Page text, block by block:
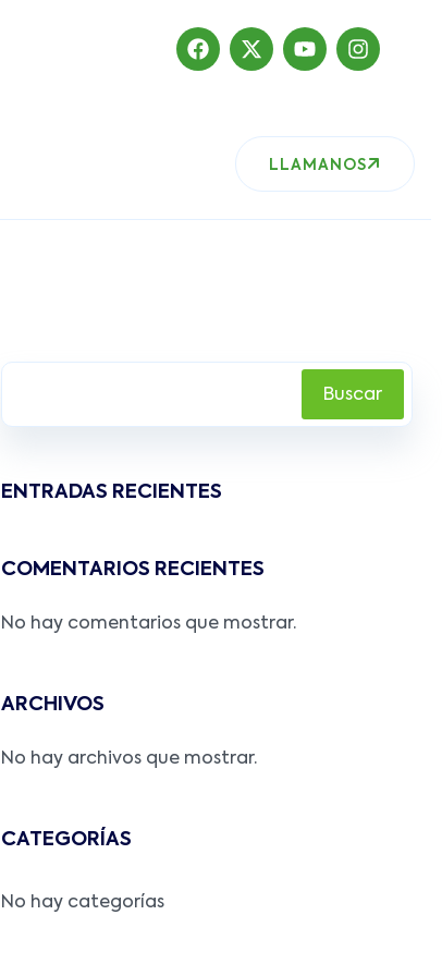
LLAMANOS
Buscar
ENTRADAS RECIENTES
COMENTARIOS RECIENTES
No hay comentarios que mostrar.
ARCHIVOS
No hay archivos que mostrar.
CATEGORÍAS
No hay categorías